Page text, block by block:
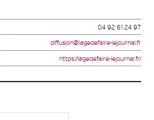
04 92 61 24 97
diffusion@lagedefaire-lejournal.fr
https://lagedefaire-lejournal.fr/